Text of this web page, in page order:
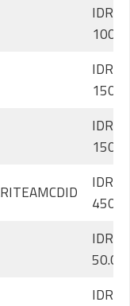
IDR
IDR
IDR
IDR
IDR
IDR